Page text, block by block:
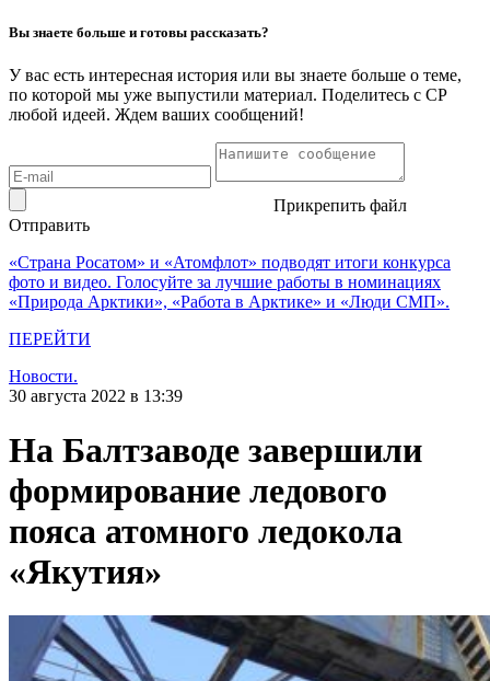
Вы знаете больше и готовы рассказать?
У вас есть интересная история или вы знаете больше о теме,
по которой мы уже выпустили материал. Поделитесь с СР
любой идеей. Ждем ваших сообщений!
Прикрепить файл
Отправить
«Страна Росатом» и «Атомфлот» подводят итоги конкурса
фото и видео. Голосуйте за лучшие работы в номинациях
«Природа Арктики», «Работа в Арктике» и «Люди СМП».
ПЕРЕЙТИ
Новости.
30 августа 2022 в 13:39
На Балтзаводе завершили
формирование ледового
пояса атомного ледокола
«Якутия»